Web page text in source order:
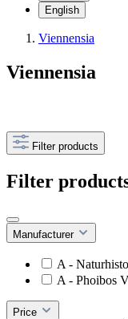
English
Viennensia
Viennensia
Filter products
Filter
Manufacturer
A -
A - Phoibos
Price